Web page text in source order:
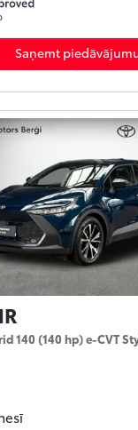
Saņemt
140 (140 hp) e-CVT